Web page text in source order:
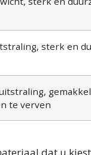
sterk en
te verven
dat u